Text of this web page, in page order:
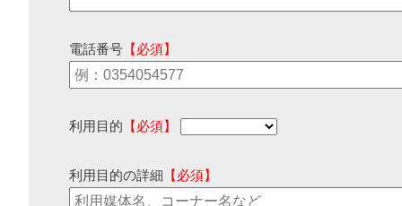
電話番号 【必須】
利用目的 【必須】
利用目的の詳細 【必須】